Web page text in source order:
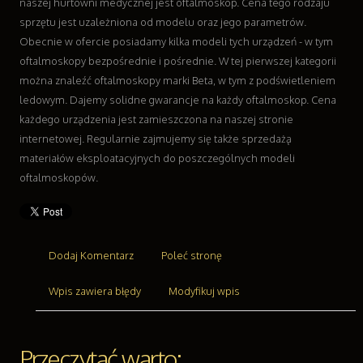
Odzież
Sport
Elektronika, RTV, AGD
Art. Dla Zwierząt
Ogród, Rośliny
Chemia
Art. Spożywcze
Materiały Eksploatacyjne
Przemysł Metalowy
Transport
Transport
sprzętu jest uzależniona od modelu oraz jego parametrów.
Obecnie w ofercie posiadamy kilka modeli tych urządzeń - w tym
oftalmoskopy bezpośrednie i pośrednie. W tej pierwszej kategorii
można znaleźć oftalmoskopy marki Beta, w tym z podświetleniem
ledowym. Dajemy solidne gwarancje na każdy oftalmoskop. Cena
każdego urządzenia jest zamieszczona na naszej stronie
internetowej. Regularnie zajmujemy się także sprzedażą
materiałów eksploatacyjnych do poszczególnych modeli
oftalmoskopów.
Dodaj Komentarz Poleć stronę
Wpis zawiera błędy Modyfikuj wpis